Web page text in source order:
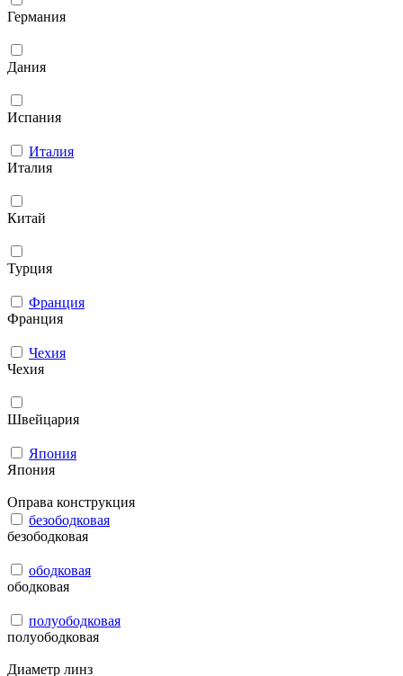
Германия
Дания
Испания
Италия
Италия
Китай
Турция
Франция
Франция
Чехия
Чехия
Швейцария
Япония
Япония
Оправа конструкция
безободковая
безободковая
ободковая
ободковая
полуободковая
полуободковая
Диаметр линз